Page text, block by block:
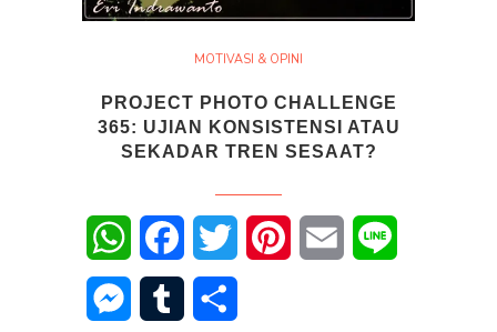
MOTIVASI & OPINI
PROJECT PHOTO CHALLENGE
365: UJIAN KONSISTENSI ATAU
SEKADAR TREN SESAAT?
WhatsAppFacebookTwitter PinterestEmail
Messenger
Tumblr